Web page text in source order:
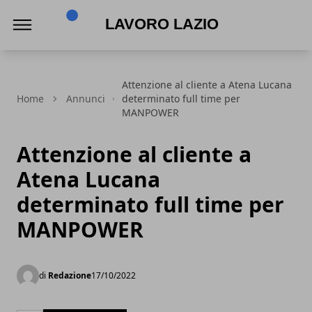
Home Annunci
Attenzione al cliente a Atena Lucana
determinato full time per
MANPOWER
Attenzione al cliente a
Atena Lucana
determinato full time per
MANPOWER
di Redazione17/10/2022